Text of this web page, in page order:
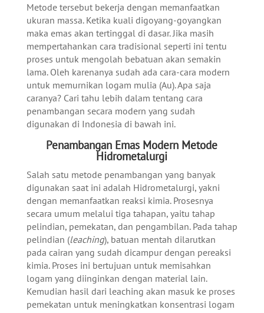
Metode tersebut bekerja dengan memanfaatkan
ukuran massa. Ketika kuali digoyang-goyangkan
maka emas akan tertinggal di dasar. Jika masih
mempertahankan cara tradisional seperti ini tentu
proses untuk mengolah bebatuan akan semakin
lama. Oleh karenanya sudah ada cara-cara modern
untuk memurnikan logam mulia (Au). Apa saja
caranya? Cari tahu lebih dalam tentang cara
penambangan secara modern yang sudah
digunakan di Indonesia di bawah ini.
Penambangan Emas Modern Metode
Hidrometalurgi
Salah satu metode penambangan yang banyak
digunakan saat ini adalah Hidrometalurgi, yakni
dengan memanfaatkan reaksi kimia. Prosesnya
secara umum melalui tiga tahapan, yaitu tahap
pelindian, pemekatan, dan pengambilan. Pada tahap
pelindian (leaching), batuan mentah dilarutkan
pada cairan yang sudah dicampur dengan pereaksi
kimia. Proses ini bertujuan untuk memisahkan
logam yang diinginkan dengan material lain.
Kemudian hasil dari leaching akan masuk ke proses
pemekatan untuk meningkatkan konsentrasi logam